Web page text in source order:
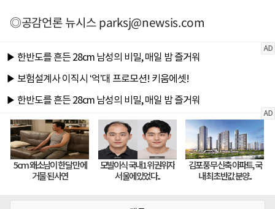
◎공감언론 뉴시스parksj@newsis.com